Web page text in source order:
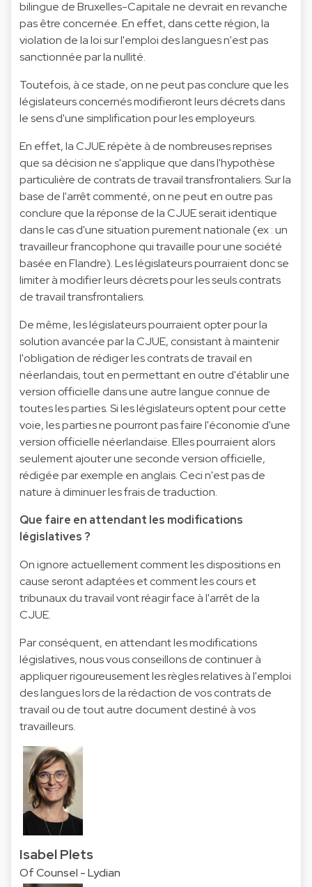
bilingue de Bruxelles-Capitale ne devrait en revanche
pas être concernée. En effet, dans cette région, la
violation de la loi sur l'emploi des langues n'est pas
sanctionnée par la nullité.
Toutefois, à ce stade, on ne peut pas conclure que les
législateurs concernés modifieront leurs décrets dans
le sens d'une simplification pour les employeurs.
En effet, la CJUE répète à de nombreuses reprises
que sa décision ne s'applique que dans l'hypothèse
particulière de contrats de travail transfrontaliers. Sur la
base de l'arrêt commenté, on ne peut en outre pas
conclure que la réponse de la CJUE serait identique
dans le cas d'une situation purement nationale (ex : un
travailleur francophone qui travaille pour une société
basée en Flandre). Les législateurs pourraient donc se
limiter à modifier leurs décrets pour les seuls contrats
de travail transfrontaliers.
De même, les législateurs pourraient opter pour la
solution avancée par la CJUE, consistant à maintenir
l'obligation de rédiger les contrats de travail en
néerlandais, tout en permettant en outre d'établir une
version officielle dans une autre langue connue de
toutes les parties. Si les législateurs optent pour cette
voie, les parties ne pourront pas faire l'économie d'une
version officielle néerlandaise. Elles pourraient alors
seulement ajouter une seconde version officielle,
rédigée par exemple en anglais. Ceci n'est pas de
nature à diminuer les frais de traduction.
Que faire en attendant les modifications
législatives ?
On ignore actuellement comment les dispositions en
cause seront adaptées et comment les cours et
tribunaux du travail vont réagir face à l'arrêt de la
CJUE.
Par conséquent, en attendant les modifications
législatives, nous vous conseillons de continuer à
appliquer rigoureusement les règles relatives à l'emploi
des langues lors de la rédaction de vos contrats de
travail ou de tout autre document destiné à vos
travailleurs.
Isabel Plets
Of Counsel - Lydian